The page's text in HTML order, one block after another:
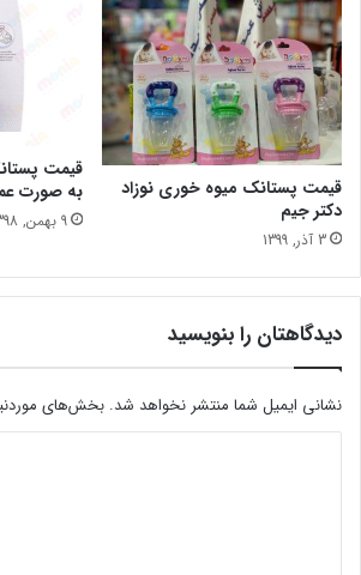
قیمت پستانک میوه خوری نوزاد
دکتر جیم
3 آذر, 1399
قیمت
به صورت
9 بهمن, 1398
دیدگاهتان را بنویسید
نشانی ایمیل شما منتشر نخواهد شد. بخش‌های